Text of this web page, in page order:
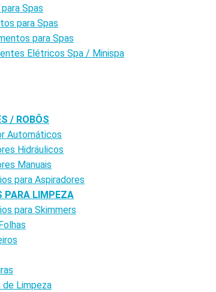
Spas
para Spas
para Spas
Elétricos Spa / Minispa
/ ROBÔS
Automáticos
Hidráulicos
Manuais
para Aspiradores
PARA LIMPEZA
para Skimmers
de Limpeza